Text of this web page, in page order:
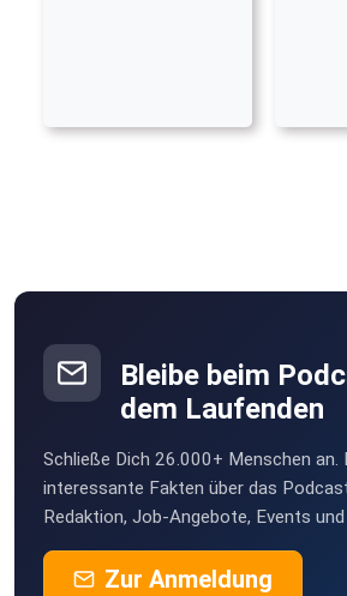
Bleibe beim
dem Laufenden
Schließe Dich 26.000+ Menschen an.
interessante Fakten über das
Redaktion, Job-Angebote, Events und
Zur Anmeldung